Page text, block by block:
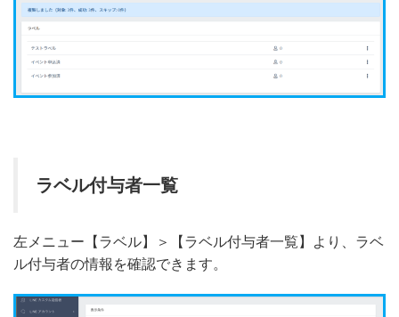
ラベル付与者一覧
左メニュー【ラベル】＞【ラベル付与者一覧】より、ラベ
ル付与者の情報を確認できます。